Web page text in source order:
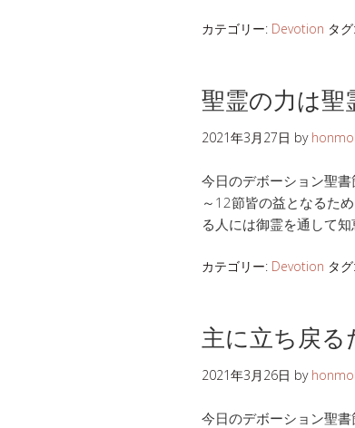
カテゴリー: Devotion タグ:
聖霊の力は聖
2021年3月27日 by
今日のデボーション聖
～12節皆の益となるた
る人には御霊を通して
カテゴリー: Devotion タグ:
主に立ち戻る
2021年3月26日 by
今日のデボーション聖